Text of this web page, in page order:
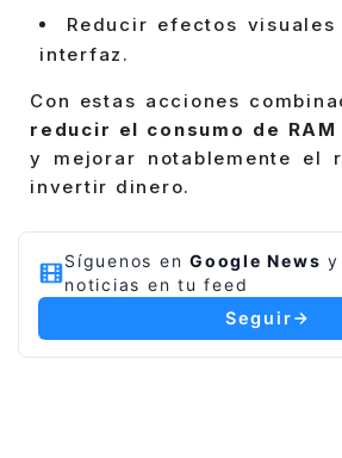
Reducir efectos
interfaz.
Con estas acciones
reducir el consumo de RAM
y mejorar notablemente el
invertir dinero.
Síguenos en Google News y
noticias en tu feed
Seguir